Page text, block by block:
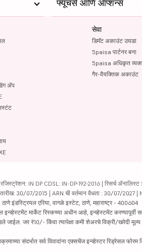
ॲप
सेवा
डिमॅट अकाउंट उघडा
5paisa पार्टनर बना
5paisa अधिकृत
गैर-वैयक्तिक अकाउंट
फ्यूचर्स आणि ऑप्शन्स
IN DP CDSL: IN-DP-192-2016 | रिसर्च
30/07/2015 | ARN ची वर्तमान वैधता : 30/07/2027 |
इंडस्ट्रियल एरिया, वागळे इस्टेट, ठाणे, महाराष्ट्र - 400604
मार्केट रिस्कच्या अधीन आहे, इन्व्हेस्टमेंट करण्यापूर्वी
जाईल. जर ₹10/- किंवा त्यापेक्षा कमी शेअरचे विक्री/खरेदी
संदर्भात सर्व विवादांना एक्सचेंज इन्व्हेस्टर रिड्रेसल फोरम